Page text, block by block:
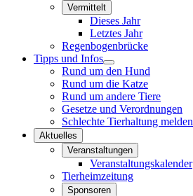
Vermittelt
Dieses Jahr
Letztes Jahr
Regenbogenbrücke
Tipps und Infos
Rund um den Hund
Rund um die Katze
Rund um andere Tiere
Gesetze und Verordnungen
Schlechte Tierhaltung melden
Aktuelles
Veranstaltungen
Veranstaltungskalender
Tierheimzeitung
Sponsoren